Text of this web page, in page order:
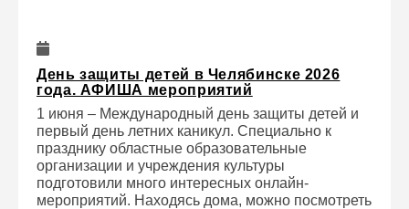
День защиты детей в Челябинске 2026
года. АФИША мероприятий
1 июня – Международный день защиты детей и
первый день летних каникул. Специально к
празднику областные образовательные
организации и учреждения культуры
подготовили много интересных онлайн-
мероприятий. Находясь дома, можно посмотреть